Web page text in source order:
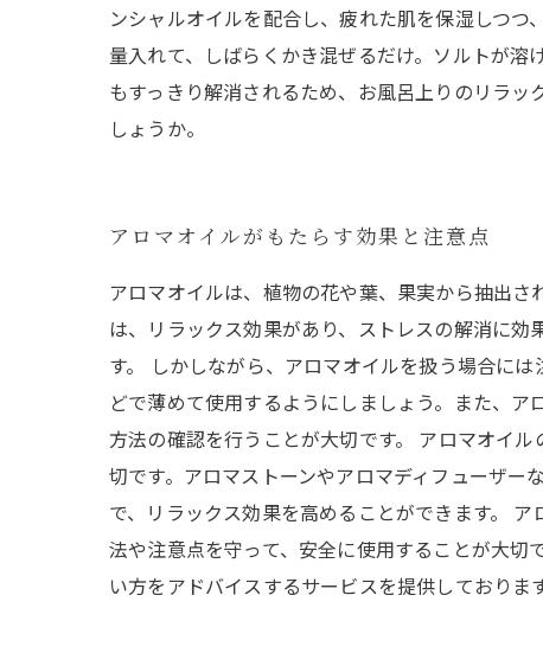
ンシャルオイルを配合し、疲れた肌を保湿しつ
量入れて、しばらくかき混ぜるだけ。ソルトが
もすっきり解消されるため、お風呂上りのリラ
しょうか。
アロマオイルがもたらす効果と注意点
アロマオイルは、植物の花や葉、果実から抽出
は、リラックス効果があり、ストレスの解消に
す。 しかしながら、アロマオイルを扱う場合に
どで薄めて使用するようにしましょう。また、
方法の確認を行うことが大切です。 アロマオイ
切です。アロマストーンやアロマディフューザ
で、リラックス効果を高めることができます。
法や注意点を守って、安全に使用することが大
い方をアドバイスするサービスを提供しておりま